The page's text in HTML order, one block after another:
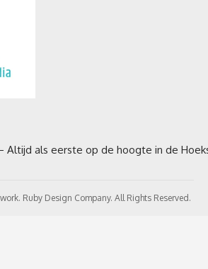
Ruby Design Company. All Rights Reserved.